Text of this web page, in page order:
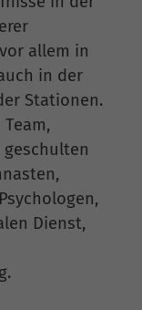
allem in
in der
Stationen.
geschulten
Dienst,